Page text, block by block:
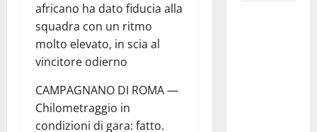
africano ha dato fiducia alla
squadra con un ritmo
molto elevato, in scia al
vincitore odierno
CAMPAGNANO DI ROMA —
Chilometraggio in
condizioni di gara: fatto.